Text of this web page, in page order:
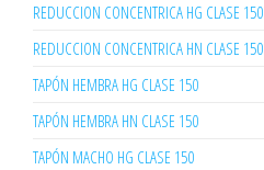
REDUCCION CONCENTRICA HG CLASE 150
REDUCCION CONCENTRICA HN CLASE 150
TAPÓN HEMBRA HG CLASE 150
TAPÓN HEMBRA HN CLASE 150
TAPÓN MACHO HG CLASE 150